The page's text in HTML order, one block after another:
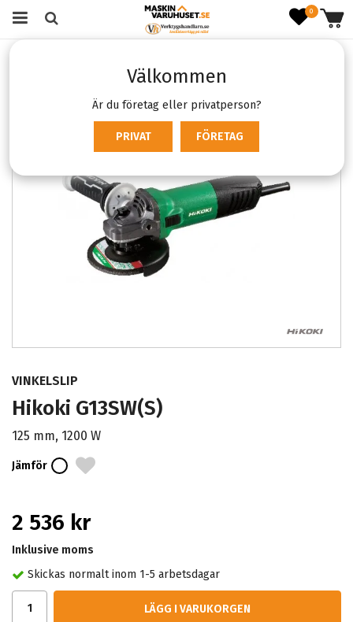
0
Välkommen
Är du företag eller privatperson?
PRIVAT FÖRETAG
Hikoki G13SW(S)
VINKELSLIP
Hikoki G13SW(S)
125 mm, 1200 W
Jämför
2 536 kr
Inklusive moms
Skickas normalt inom 1-5 arbetsdagar
LÄGG I VARUKORGEN